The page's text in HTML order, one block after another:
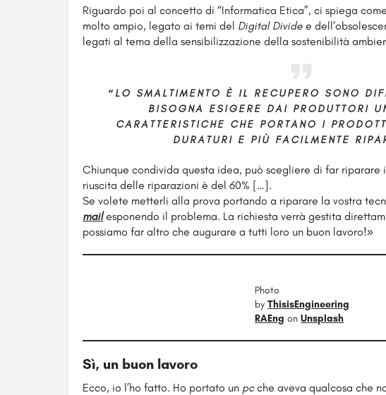
Riguardo poi al concetto di “Informatica Etica”, ci spiega
molto ampio, legato ai temi del Digital Divide e
legati al tema della sensibilizzazione della sostenibilità
“ LO SMALTIMENTO È IL RECUPERO SONO
BISOGNA ESIGERE DAI PRODUTTORI
CARATTERISTICHE CHE PORTANO I
DURATURI E PIÙ FACILMENTE
Chiunque condivida questa idea, può scegliere di far riparare
riuscita delle riparazioni è del 60% […].
Se volete metterli alla prova portando a riparare la vostra
mailesponendo il problema. La richiesta verrà gestita
possiamo far altro che augurare a tutti loro un buon lavoro!»
Photo
byThisisEngineering
RAEng onUnsplash
Sì, un buon lavoro
Ecco, io l’ho fatto. Ho portato un pcche aveva qualcosa che